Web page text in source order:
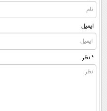
ایمیل
* نظر